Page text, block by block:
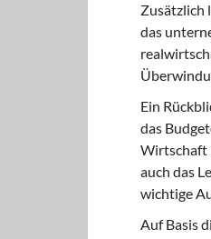
Zusätzlich
das
Ein
das
Wirtschaft
auch das
wichtige
Auf Basis